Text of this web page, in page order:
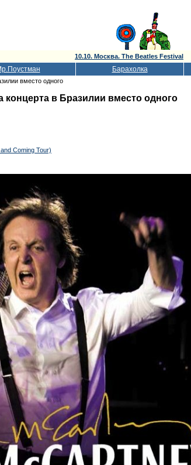
10.10. Москва. The Beatles Festival
Барахолка
вместо одного
концерта в Бразилии вместо одного
Coming Tour)